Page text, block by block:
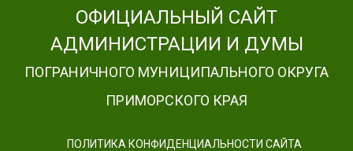
ОФИЦИАЛЬНЫЙ САЙТ
АДМИНИСТРАЦИИ И ДУМЫ
ПОГРАНИЧНОГО МУНИЦИПАЛЬНОГО ОКРУГА
ПРИМОРСКОГО КРАЯ
ПОЛИТИКА КОНФИДЕНЦИАЛЬНОСТИ САЙТА